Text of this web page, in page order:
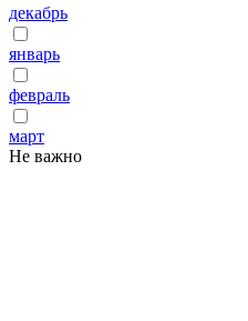
декабрь
январь
февраль
март
Не важно